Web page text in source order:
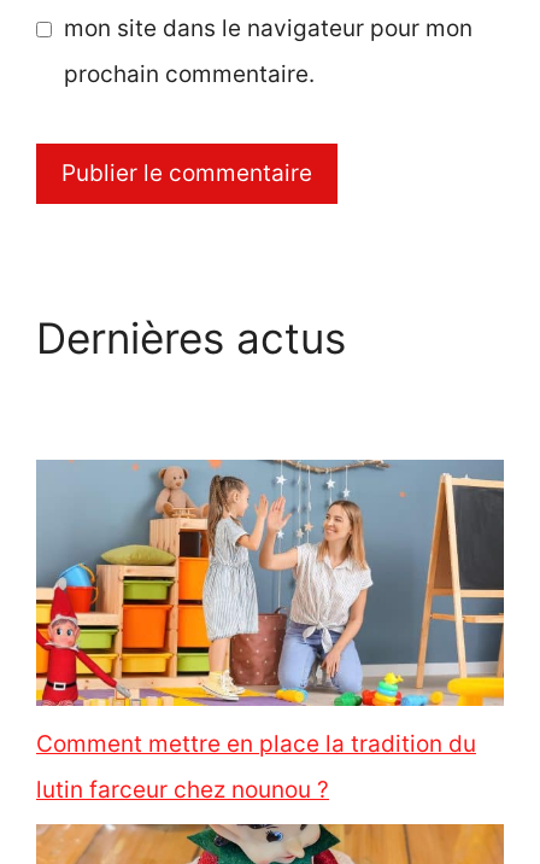
mon site dans le navigateur pour mon
prochain commentaire.
Dernières actus
Comment mettre en place la tradition du
lutin farceur chez nounou ?